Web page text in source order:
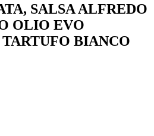
SALSA ALFREDO
OLIO EVO
BIANCO